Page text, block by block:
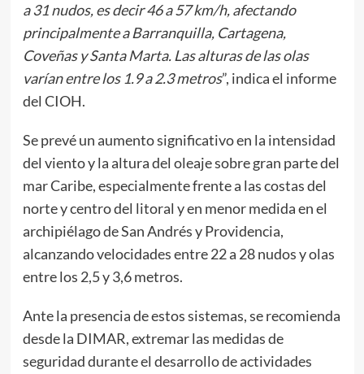
a 31 nudos, es decir 46 a 57 km/h, afectando
principalmente a Barranquilla, Cartagena,
Coveñas y Santa Marta. Las alturas de las olas
varían entre los 1.9 a 2.3 metros”, indica el informe
del CIOH.
Se prevé un aumento significativo en la intensidad
del viento y la altura del oleaje sobre gran parte del
mar Caribe, especialmente frente a las costas del
norte y centro del litoral y en menor medida en el
archipiélago de San Andrés y Providencia,
alcanzando velocidades entre 22 a 28 nudos y olas
entre los 2,5 y 3,6 metros.
Ante la presencia de estos sistemas, se recomienda
desde la DIMAR, extremar las medidas de
seguridad durante el desarrollo de actividades